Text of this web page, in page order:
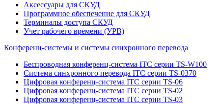
Аксессуары для СКУД
Программное обеспечение для СКУД
Терминалы доступа СКУД
Учет рабочего времени (УРВ)
Конференц-системы и системы синхронного перевода
Беспроводная конференц-система ITC серии TS-W100
Система синхронного перевода ITC серии TS-0370
Цифровая конференц-система ITC серии TS-06
Цифровая конференц-система ITC серии TS-02
Цифровая конференц-система ITC серии TS-03